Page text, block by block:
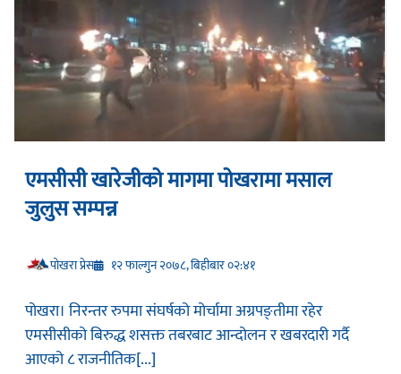
एमसीसी खारेजीको मागमा पोखरामा मसाल
जुलुस सम्पन्न
प‍ोखरा प्रेस १२ फाल्गुन २०७८, बिहीबार ०२:४१
पोखरा। निरन्तर रुपमा संघर्षको मोर्चामा अग्रपङ्तीमा रहेर
एमसीसीको बिरुद्ध शसक्त तबरबाट आन्दोलन र खबरदारी गर्दै
आएको ८ राजनीतिक[...]